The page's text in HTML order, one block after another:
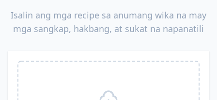
Isalin ang mga recipe sa anumang wika na may
mga sangkap, hakbang, at sukat na napanatili